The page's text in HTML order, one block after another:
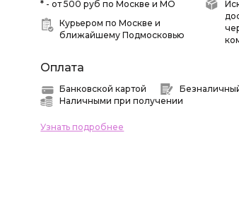
* - от 500 руб по Москве и МО
Курьером по Москве и
ближайшему Подмосковью
Оплата
Банковской картой
Наличными при получении
Узнать подробнее